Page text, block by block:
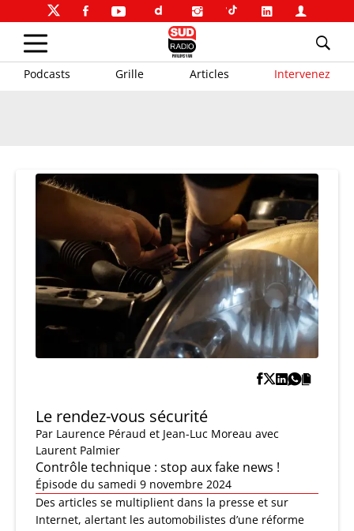
Podcasts Grille Articles Intervenez
Le rendez-vous sécurité
Par Laurence Péraud et Jean-Luc Moreau avec
Laurent Palmier
Contrôle technique : stop aux fake news !
Épisode du samedi 9 novembre 2024
Des articles se multiplient dans la presse et sur
Internet, alertant les automobilistes d’une réforme